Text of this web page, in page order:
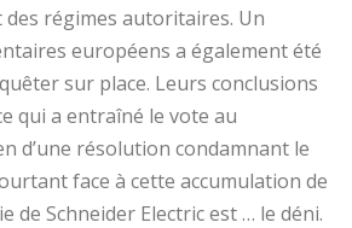
régimes autoritaires. Un
européens a également été
sur place. Leurs conclusions
qui a entraîné le vote au
d’une résolution condamnant le
face à cette accumulation de
de Schneider Electric est … le déni.